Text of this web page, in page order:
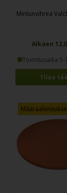
Mintunvihreä
Alkaen
Toimitusaika
Tilaa